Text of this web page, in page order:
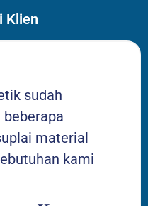
Klien
sudah
material
kami